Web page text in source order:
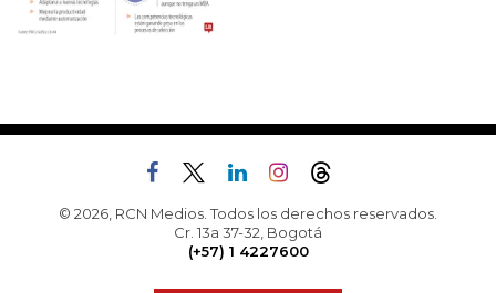
© 2026, RCN Medios. Todos los derechos reservados.
Cr. 13a 37-32, Bogotá
(+57) 1 4227600